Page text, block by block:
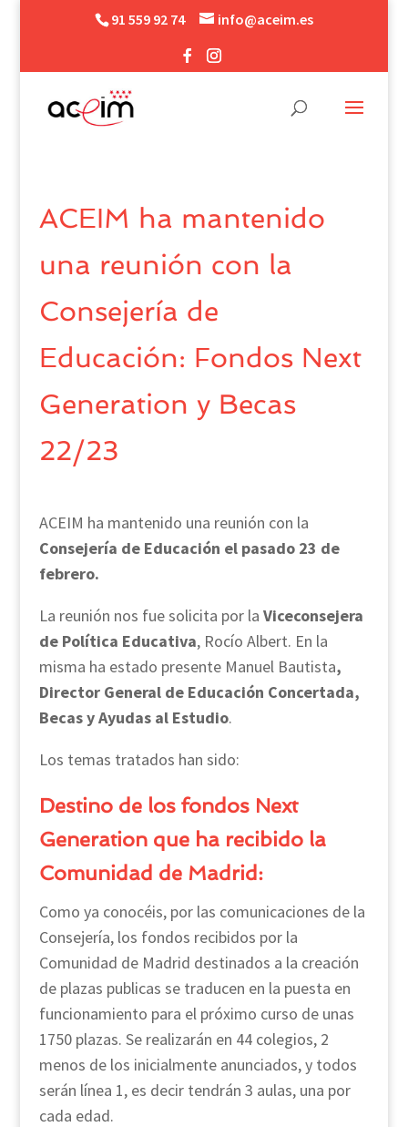
91 559 92 74 info@aceim.es
ACEIM ha mantenido
una reunión con la
Consejería de
Educación: Fondos Next
Generation y Becas
22/23
ACEIM ha mantenido una reunión con la
Consejería de Educación el pasado 23 de
febrero.
La reunión nos fue solicita por la Viceconsejera
de Política Educativa, Rocío Albert. En la
misma ha estado presente Manuel Bautista,
Director General de Educación Concertada,
Becas y Ayudas al Estudio.
Los temas tratados han sido:
Destino de los fondos Next
Generation que ha recibido la
Comunidad de Madrid:
Como ya conocéis, por las comunicaciones de la
Consejería, los fondos recibidos por la
Comunidad de Madrid destinados a la creación
de plazas publicas se traducen en la puesta en
funcionamiento para el próximo curso de unas
1750 plazas. Se realizarán en 44 colegios, 2
menos de los inicialmente anunciados, y todos
serán línea 1, es decir tendrán 3 aulas, una por
cada edad.